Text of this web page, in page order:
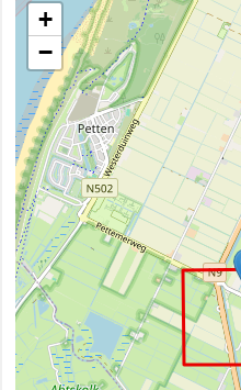
+
−